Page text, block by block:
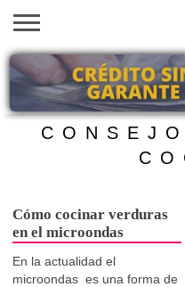
INICIO
AYUDAS
ECONÓMICAS
VACANTES
EN EEUU
SACA
TU
VISA
EMPLEOS
TRÁMITES
PRÉSTAMOS
CURSOS
HOGAR
BELLEZA
Cómo cocinar verduras
en el microondas
En la actualidad el
microondas es una forma de